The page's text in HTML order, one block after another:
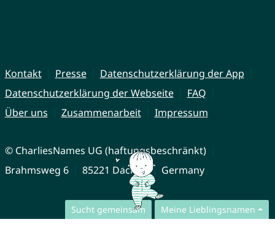
Sucht gemeinsam Meine Lieblingsnamen
Kontakt Presse
Datenschutzerklärung der App
Datenschutzerklärung der Webseite
FAQ
Über uns
Zusammenarbeit Impressum
© CharliesNames UG (haftungsbeschränkt)
Brahmsweg 6
85221 Dachau Germany